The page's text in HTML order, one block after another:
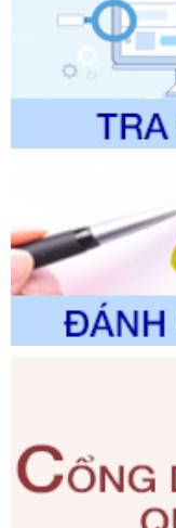
lịch thuộc phạm vi
thao và Du lịch
Ngày ban hành: 01/
Tên: Về việc công
đổi, bổ sung và
thuộc phạm vi giải
Ngày ban hành: 01/
Số kí hiệu:
Tên: V/v công bố
đổi, bổ sung và
giải quyết thủ tục
phạm vi chức năng
Ngày ban hành: 01/
351/
Tên: Nghị định số
định chuẩn nghèo
Ngày ban hành: 29/